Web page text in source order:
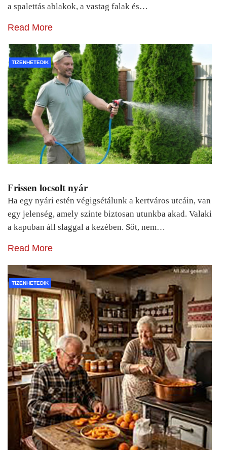
a spalettás ablakok, a vastag falak és…
Read More
TIZENHETEDIK
Frissen locsolt nyár
Ha egy nyári estén végigsétálunk a kertváros utcáin, van
egy jelenség, amely szinte biztosan utunkba akad. Valaki
a kapuban áll slaggal a kezében. Sőt, nem…
Read More
TIZENHETEDIK